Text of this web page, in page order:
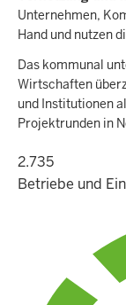
Unternehmen,
Hand und nutzen
Das kommunal
Wirtschaften
und Institutionen
Projektrunden in
2.735
Betriebe und